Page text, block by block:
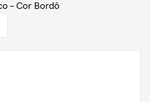
– Cor Bordô